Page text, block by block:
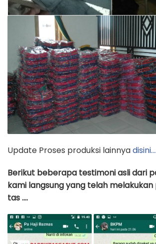
Update Proses produksi lainnyadisini….
Berikut beberapa testimoni asli dari
kami langsung yang telah
tas ….